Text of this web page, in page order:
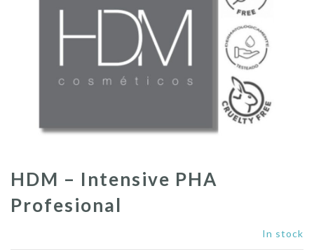
HDM – Intensive PHA
Profesional
In stock